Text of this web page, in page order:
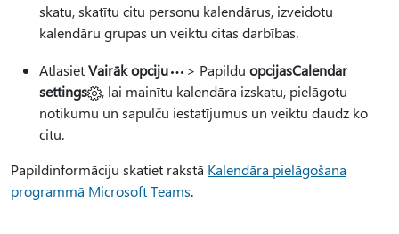
skatu, skatītu citu personu kalendārus, izveidotu
kalendāru grupas un veiktu citas darbības.
AtlasietVairāk opciju > Papildu opcijasCalendar
settings
, lai mainītu kalendāra izskatu, pielāgotu
notikumu un sapulču iestatījumus un veiktu daudz ko
citu.
Papildinformāciju skatiet rakstā Kalendāra pielāgošana
programmā Microsoft Teams.